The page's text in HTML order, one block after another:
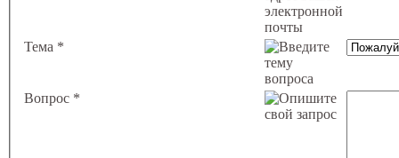
Тема *
Вопрос *